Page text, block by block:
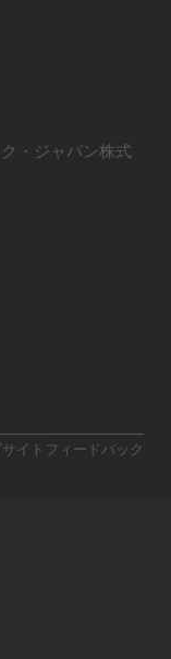
・ジャパン株式
サイトフィードバック